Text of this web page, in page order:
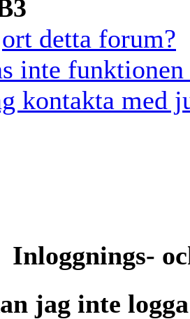
detta forum?
inte funktionen
kontakta med
Inloggnings-
jag inte